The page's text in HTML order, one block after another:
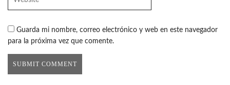
Guarda mi nombre, correo electrónico y web en este navegador
para la próxima vez que comente.